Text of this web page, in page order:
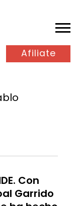
Afiliate
Con
Garrido